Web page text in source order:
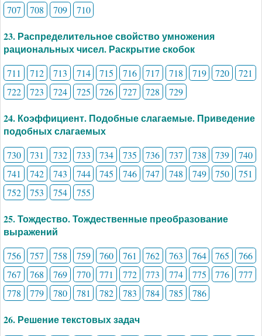
707
708 709 710
23. Распределительное свойство умножения
рациональных чисел. Раскрытие скобок
711 712 713 714 715 716 717 718 719 720
721
722
723 724 725 726 727 728 729
24. Коэффициент. Подобные слагаемые. Приведение
подобных слагаемых
730 731 732 733 734 735 736 737 738 739
740
741
742 743 744 745 746 747 748 749 750
751
752
753 754 755
25. Тождество. Тождественные преобразование
выражений
756 757 758 759 760 761 762 763 764 765
766
767
768 769 770 771 772 773 774 775 776
777
778
779 780 781 782 783 784 785 786
26. Решение текстовых задач